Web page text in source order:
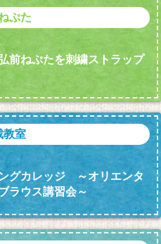
ぷた
前ねぷたを刺繍ストラップ
教室
グカレッジ ～オリエンタ
ラウス講習会～